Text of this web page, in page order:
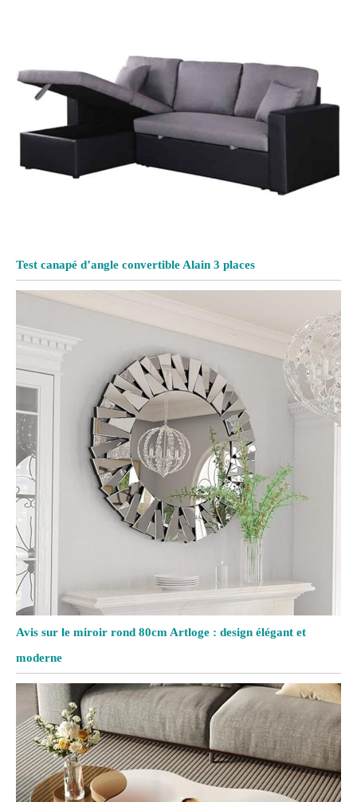
Test canapé d’angle convertible Alain 3 places
Avis sur le miroir rond 80cm Artloge : design élégant et
moderne